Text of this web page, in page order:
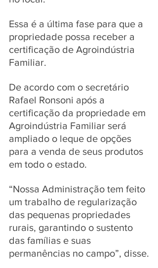
Essa é a última fase para que a
propriedade possa receber a
certificação de Agroindústria
Familiar.
De acordo com o secretário
Rafael Ronsoni após a
certificação da propriedade em
Agroindústria Familiar será
ampliado o leque de opções
para a venda de seus produtos
em todo o estado.
“Nossa Administração tem feito
um trabalho de regularização
das pequenas propriedades
rurais, garantindo o sustento
das famílias e suas
permanências no campo”, disse.